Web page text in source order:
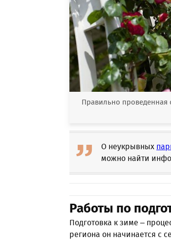
Правильно проведенная
О неукрывных
можно найти
Работы по
Подготовка к зиме –
региона он начинается с